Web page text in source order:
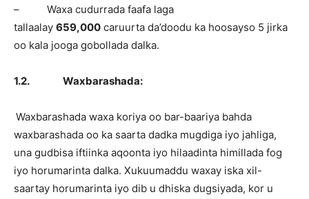
– Waxa cudurrada faafa laga
tallaalay 659,000 caruurta da’doodu ka hoosayso 5 jirka
oo kala jooga gobollada dalka.
1.2. Waxbarashada:
Waxbarashada waxa koriya oo bar-baariya bahda
waxbarashada oo ka saarta dadka mugdiga iyo jahliga,
una gudbisa iftiinka aqoonta iyo hilaadinta himillada fog
iyo horumarinta dalka. Xukuumaddu waxay iska xil-
saartay horumarinta iyo dib u dhiska dugsiyada, kor u